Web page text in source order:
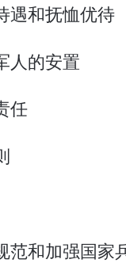
遇和抚恤优待
人的安置
任
范和加强国家